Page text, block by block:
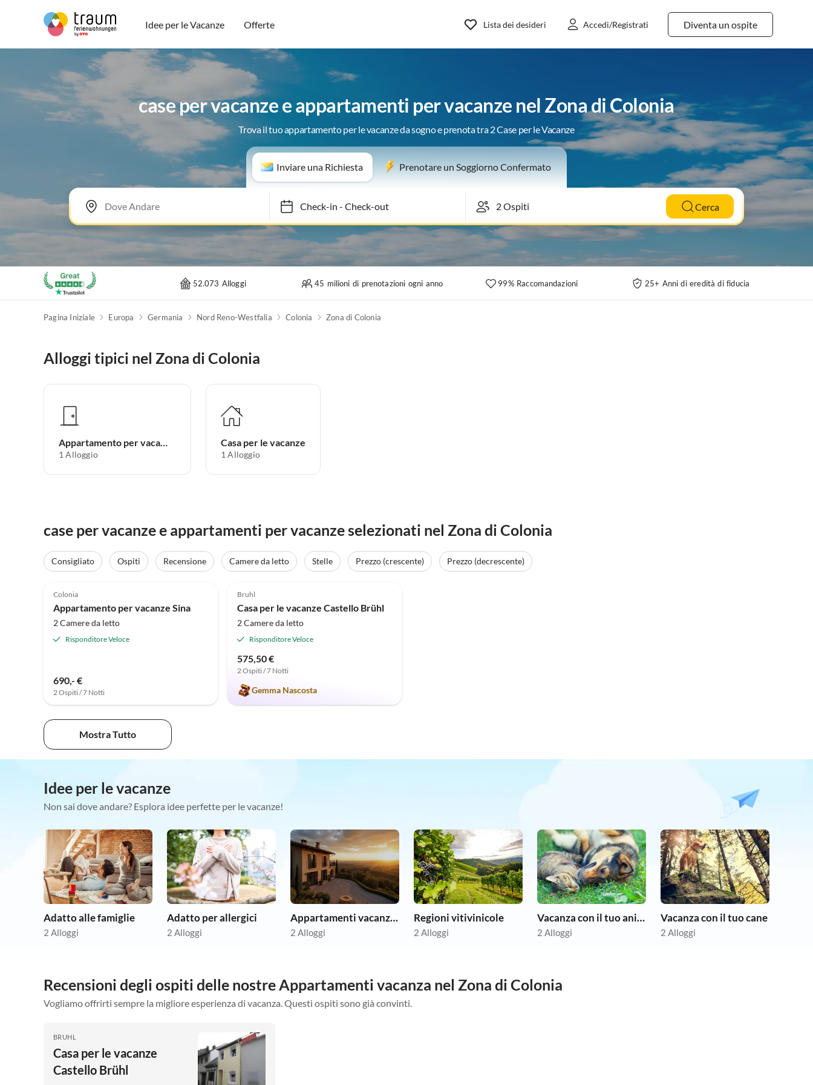
Idee per le Vacanze Offerte Diventa un ospite
Lista dei desideri Accedi/Registrati
case per vacanze e appartamenti per vacanze nel Zona di Colonia
Trova il tuo appartamento per le vacanze da sogno e prenota tra 2 Case per le Vacanze
Inviare una Richiesta Prenotare un Soggiorno Confermato
Check-in- Check-out Cerca
52.073 Alloggi 45 milioni di prenotazioni ogni anno 99% Raccomandazioni 25+ Anni di eredità di fiducia
Pagina Iniziale Europa Germania Nord Reno-Westfalia Colonia Zona di Colonia
Alloggi tipici nel Zona di Colonia
Appartamento per vacanze
1 Alloggio
Casa per le vacanze
1 Alloggio
case per vacanze e appartamenti per vacanze selezionati nel Zona di Colonia
Consigliato Ospiti Recensione Camere da letto Stelle Prezzo (crescente)
Prezzo (decrescente)
Colonia
Appartamento per vacanze Sina
2 Camere da letto
Risponditore Veloce
690,- €
2 Ospiti / 7 Notti
Annuncio in
Alto
Bruhl
Casa per le vacanze Castello Brühl
2 Camere da letto
Risponditore Veloce
575,50 €
2 Ospiti / 7 Notti
Gemma Nascosta
Mostra Tutto
Idee per le vacanze
Non sai dove andare? Esplora idee perfette per le vacanze!
Adatto alle famiglie
2 Alloggi
Adatto per allergici
2 Alloggi
Appartamenti vacanze economici
2 Alloggi
Regioni vitivinicole
2 Alloggi
Vacanza con il tuo animale domestico
2 Alloggi
Vacanza con il tuo cane
2 Alloggi
Recensioni degli ospiti delle nostre Appartamenti vacanza nel Zona di Colonia
Vogliamo offrirti sempre la migliore esperienza di vacanza. Questi ospiti sono già convinti.
BRUHL
Casa per le vacanze
Castello Brühl